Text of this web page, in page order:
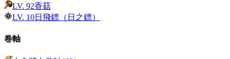
LV. 92香菇
LV. 10日飛鏢（日之鏢）
卷軸